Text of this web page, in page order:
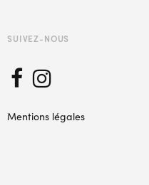
SUIVEZ-NOUS
Mentions légales